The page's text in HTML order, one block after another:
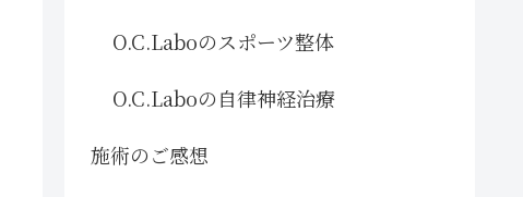
O.C.Laboのスポーツ整体
O.C.Laboの自律神経治療
施術のご感想